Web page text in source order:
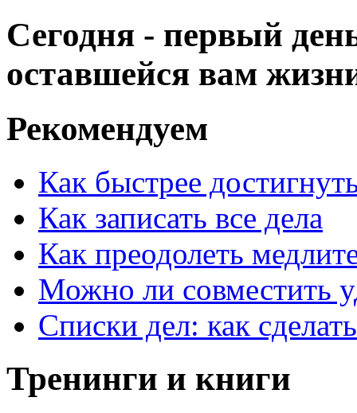
Сегодня - первый
оставшейся вам
Рекомендуем
Как быстрее
Как записать все дела
Как преодолеть
Можно ли совместить
Списки дел: как
Тренинги и книги